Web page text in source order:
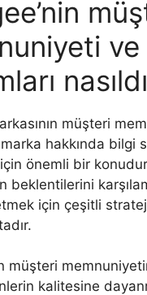
ve
müşteri
hakkında bilgi
önemli bir
beklentilerini
için çeşitli
müşteri
kalitesine